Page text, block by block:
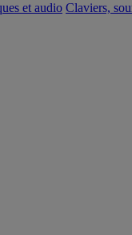
et audio Claviers,